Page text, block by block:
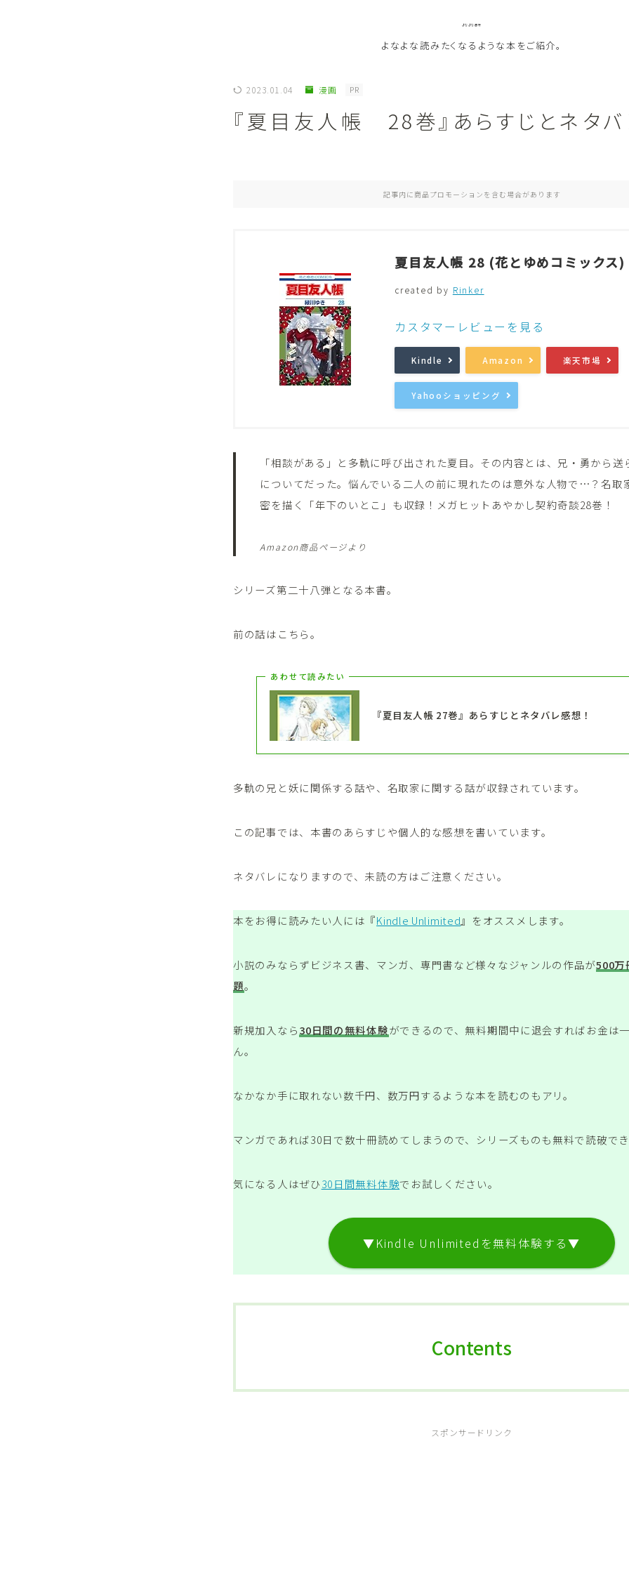
よなよな書房
よなよな読みたくなるような本をご紹介。
評価 Evaluation
音楽 Music
2023.01.04 漫画 PR
『夏目友人帳 28巻』あらすじとネタバ
記事内に商品プロモーションを含む場合があります
夏目友人帳 28 (花とゆめコミックス)
created by Rinker
カスタマーレビューを見る
Kindle Amazon 楽天市場
Yahooショッピング
「相談がある」と多軌に呼び出された夏目。その内容とは、兄・勇から送
についてだった。悩んでいる二人の前に現れたのは意外な人物で…？名取
密を描く「年下のいとこ」も収録！メガヒットあやかし契約奇談28巻！
Amazon商品ページより
シリーズ第二十八弾となる本書。
前の話はこちら。
あわせて読みたい
『夏目友人帳 27巻』あらすじとネタバレ感想！
多軌の兄と妖に関係する話や、名取家に関する話が収録されています。
この記事では、本書のあらすじや個人的な感想を書いています。
ネタバレになりますので、未読の方はご注意ください。
本をお得に読みたい人には『Kindle Unlimited』をオススメします。
小説のみならずビジネス書、マンガ、専門書など様々なジャンルの作品が500万
題。
新規加入なら30日間の無料体験ができるので、無料期間中に退会すればお金は
ん。
なかなか手に取れない数千円、数万円するような本を読むのもアリ。
マンガであれば30日で数十冊読めてしまうので、シリーズものも無料で読破で
気になる人はぜひ30日間無料体験でお試しください。
▼Kindle Unlimitedを無料体験する▼
Contents
スポンサードリンク